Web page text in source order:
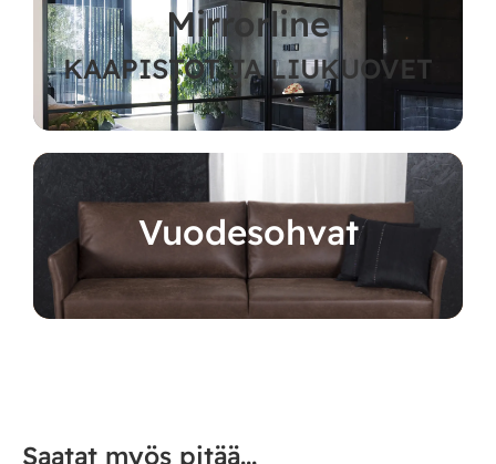
Mirrorline
KAAPISTOT JA LIUKUOVET
Vuodesohvat
Saatat myös pitää...